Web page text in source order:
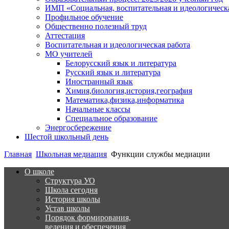
ИМП «Социальная, воспитательная и
Профильное обучение
Общественно полезный труд
Аттестация
Воспитательная и идеологическая работа
МО учителей
Белорусский язык и литература
Русский язык и литература
Иностранный язык
Химия,биология,история,география
Математика,физика,информатика
Начальные классы
Специальное образование
Энергосбережение
Шестой школьный день
Главная Школьная медиация Функции службы медиации
О школе
Структура УО
Школа сегодня
История школы
Устав школы
Порядок формирования,
ведения и обеспечения